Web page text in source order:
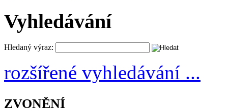
Vyhledávání
Hledaný výraz:
rozšířené vyhledávání ...
ZVONĚNÍ